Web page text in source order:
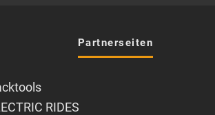
Partnerseiten
RIDES